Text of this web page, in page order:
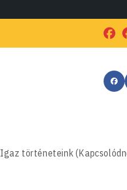
Igaz történeteink